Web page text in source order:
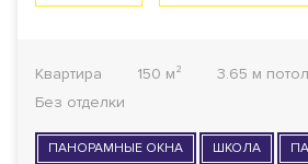
Квартира 150 м² 3.65 м
Без отделки
ПАНОРАМНЫЕ ОКНА ШКОЛА